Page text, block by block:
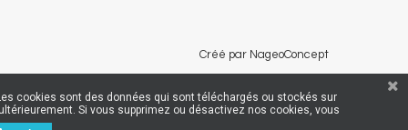
Créé par NageoConcept
cookies sont des données qui sont téléchargés ou stockés sur
Si vous supprimez ou désactivez nos cookies, vous